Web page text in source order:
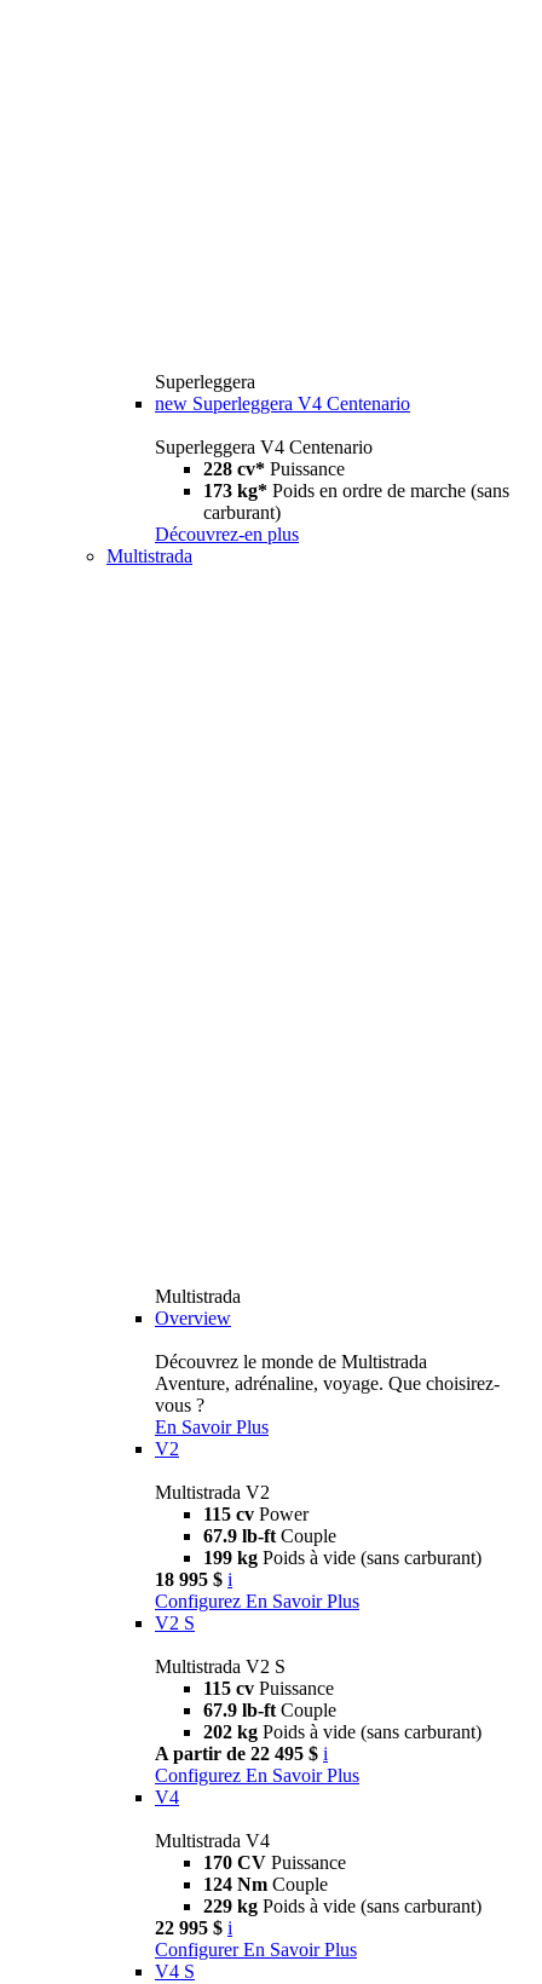
Superleggera
new Superleggera V4 Centenario
Superleggera V4 Centenario
228 cv* Puissance
173 kg* Poids en ordre de marche (sans
carburant)
Découvrez-en plus
Multistrada
Multistrada
Overview
Découvrez le monde de Multistrada
Aventure, adrénaline, voyage. Que choisirez-
vous ?
En Savoir Plus
V2
Multistrada V2
115 cv Power
67.9 lb-ft Couple
199 kg Poids à vide (sans carburant)
18 995 $ i
Configurez En Savoir Plus
V2 S
Multistrada V2 S
115 cv Puissance
67.9 lb-ft Couple
202 kg Poids à vide (sans carburant)
A partir de 22 495 $ i
Configurez En Savoir Plus
V4
Multistrada V4
170 CV Puissance
124 Nm Couple
229 kg Poids à vide (sans carburant)
22 995 $ i
Configurer En Savoir Plus
V4 S